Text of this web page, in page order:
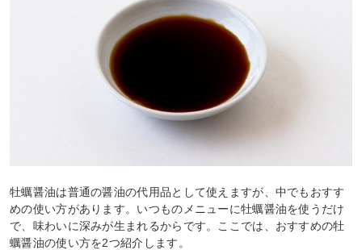
牡蠣醤油は普通の醤油の代用品として使えますが、中でもおすす
めの使い方があります。いつものメニューに牡蠣醤油を使うだけ
で、味わいに深みが生まれるからです。ここでは、おすすめの牡
蠣醤油の使い方を2つ紹介します。